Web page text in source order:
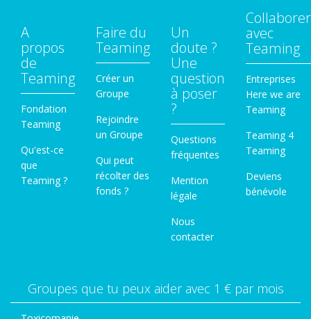
A
propos
de
Teaming
Fondation
Teaming
Qu'est-ce
que
Teaming ?
Faire du
Teaming
Créer un
Groupe
Rejoindre
un Groupe
Qui peut
récolter des
fonds ?
Un
doute ?
Une
question
à poser
?
Questions
fréquentes
Mention
légale
Nous
contacter
Collaborer
avec
Teaming
Entreprises
Here we are
Teaming
Teaming 4
Teaming
Deviens
bénévole
Groupes que tu peux aider avec 1 € par mois